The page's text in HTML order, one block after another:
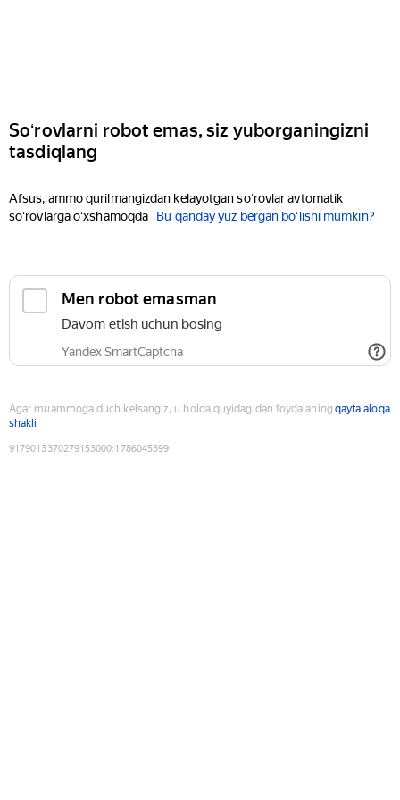
Soʻrovlarni robot emas, siz yuborganingizni
tasdiqlang
Afsus, ammo qurilmangizdan kelayotgan soʻrovlar avtomatik
soʻrovlarga oʻxshamoqda
Bu qanday yuz bergan boʻlishi mumkin?
Men robot emasman
Davom etish uchun bosing
Yandex SmartCaptcha
Agar muammoga duch kelsangiz, u holda quyidagidan foydalaning qayta aloqa
shakli
9179013370279153000:1786045399